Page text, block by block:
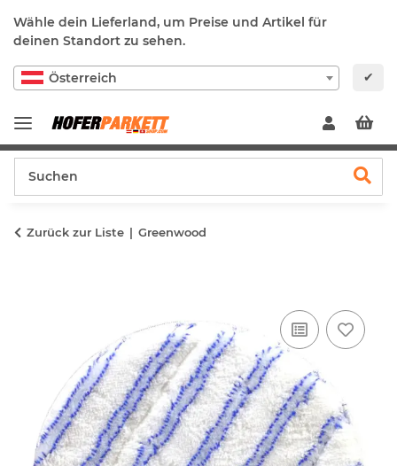
Wähle dein Lieferland, um Preise und Artikel für
deinen Standort zu sehen.
Österreich ✔
Zurück zur Liste Greenwood